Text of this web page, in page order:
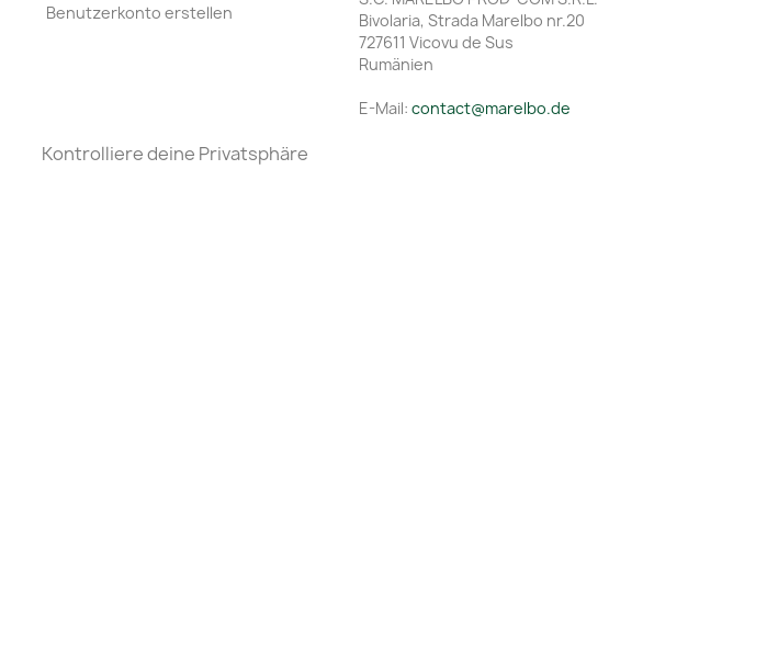
Benutzerkonto erstellen
Bivolaria, Strada Marelbo nr.20
727611 Vicovu de Sus
Rumänien
E-Mail: contact@marelbo.de
Kontrolliere deine Privatsphäre